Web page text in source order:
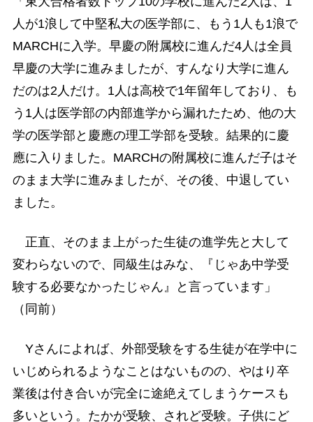
人が1浪して中堅私大の医学部に、もう1人も1浪で
MARCHに入学。早慶の附属校に進んだ4人は全員
早慶の大学に進みましたが、すんなり大学に進ん
だのは2人だけ。1人は高校で1年留年しており、も
う1人は医学部の内部進学から漏れたため、他の大
学の医学部と慶應の理工学部を受験。結果的に慶
應に入りました。MARCHの附属校に進んだ子はそ
のまま大学に進みましたが、その後、中退してい
ました。
正直、そのまま上がった生徒の進学先と大して
変わらないので、同級生はみな、『じゃあ中学受
験する必要なかったじゃん』と言っています」
（同前）
Yさんによれば、外部受験をする生徒が在学中に
いじめられるようなことはないものの、やはり卒
業後は付き合いが完全に途絶えてしまうケースも
多いという。たかが受験、されど受験。子供にど